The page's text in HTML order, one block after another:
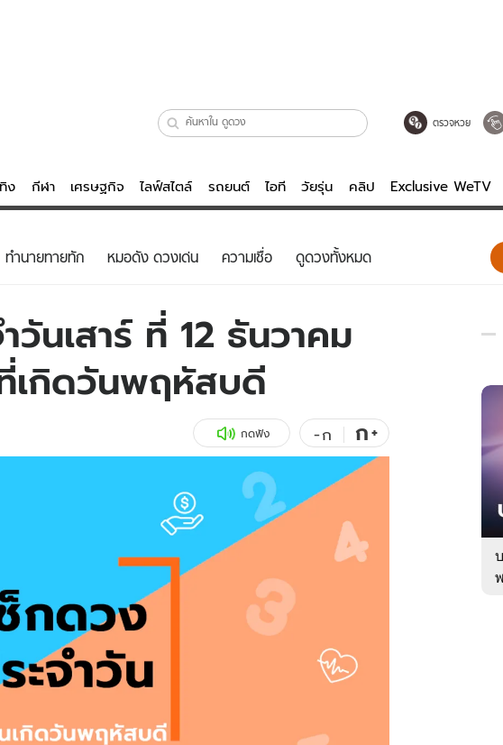
ตรวจหวย
ง กีฬา เศรษฐกิจ ไลฟ์สไตล์ รถยนต์ ไอที วัยรุ่น คลิป Exclusive WeTV
- ตรวจหวย
ยไทย
ว
ไลฟ์สไตล์
วัยรุ่น
ไอที
รถยนต์
สุขภาพ
เที่ยว-กิน
Tasteful Thailand
Sanook Choice
ดูทีวี
WeTV
นุกโซเชียลได้ที่
ทํานายทายทัก หมอดัง ดวงเด่น ความเชื่อ ดูดวงทั้งหมด
วันเสาร์ ที่ 12 ธันวาคม
เกิดวันพฤหัสบดี
กดฟัง -ก ก+
เรื่
ใน
รอบ
ของ
ดูด